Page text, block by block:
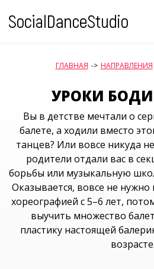
content
ГЛАВНАЯ -> НАПРАВЛЕНИЯ
УРОКИ БОДИ
Вы в детстве мечтали о
балете, а ходили вместо
танцев? Или вовсе никуда
родители отдали вас в
борьбы или музыкальную
Оказывается, вовсе не нужно
хореографией с 5–6 лет,
выучить множество
пластику настоящей
возрасте.